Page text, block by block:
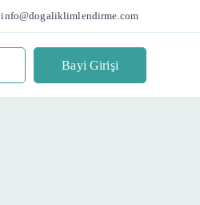
info@dogaliklimlendirme.com
Bayi Girişi